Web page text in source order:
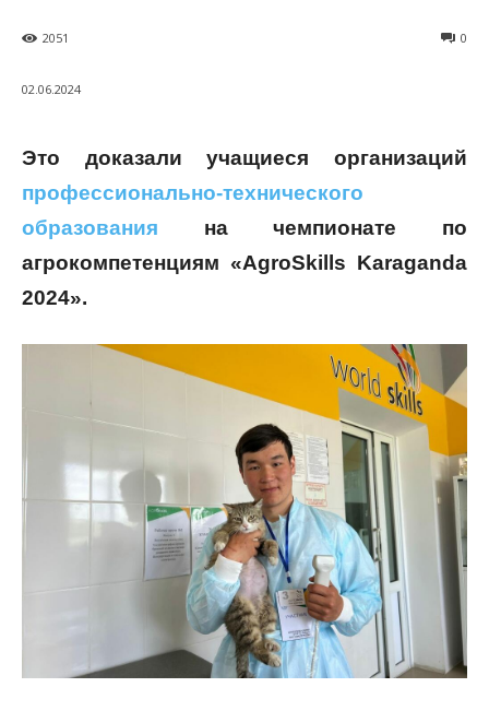
0
2051
02.06.2024
Это доказали учащиеся организаций
профессионально-технического
образования на чемпионате по
агрокомпетенциям «AgroSkills Karaganda
2024».